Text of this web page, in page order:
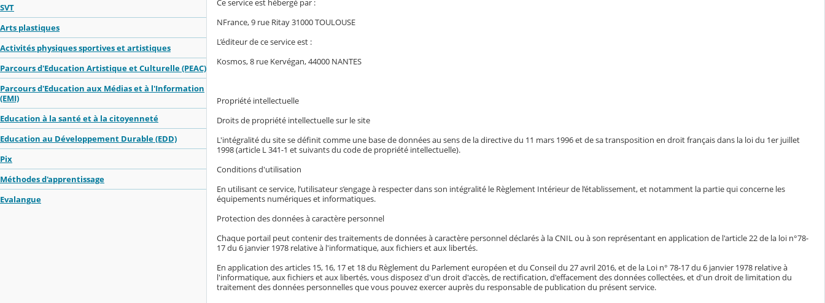
SVT
Arts plastiques
Activités physiques sportives et artistiques
Parcours d'Education Artistique et Culturelle (PEAC)
Parcours d'Education aux Médias et à l'Information
(EMI)
Education à la santé et à la citoyenneté
Education au Développement Durable (EDD)
Pix
Méthodes d'apprentissage
Evalangue
Ce service est hébergé par :
NFrance, 9 rue Ritay 31000 TOULOUSE
L’éditeur de ce service est :
Kosmos, 8 rue Kervégan, 44000 NANTES
Propriété intellectuelle
Droits de propriété intellectuelle sur le site
L'intégralité du site se définit comme une base de données au sens de la directive du 11 mars 1996 et de sa transposition en droit français dans la loi du 1er juillet
1998 (article L 341-1 et suivants du code de propriété intellectuelle).
Conditions d'utilisation
En utilisant ce service, l’utilisateur s’engage à respecter dans son intégralité le Règlement Intérieur de l’établissement, et notamment la partie qui concerne les
équipements numériques et informatiques.
Protection des données à caractère personnel
Chaque portail peut contenir des traitements de données à caractère personnel déclarés à la CNIL ou à son représentant en application de l'article 22 de la loi n°78-
17 du 6 janvier 1978 relative à l'informatique, aux fichiers et aux libertés.
En application des articles 15, 16, 17 et 18 du Règlement du Parlement européen et du Conseil du 27 avril 2016, et de la Loi n° 78-17 du 6 janvier 1978 relative à
l'informatique, aux fichiers et aux libertés, vous disposez d'un droit d'accès, de rectification, d'effacement des données collectées, et d'un droit de limitation du
traitement des données personnelles que vous pouvez exercer auprès du responsable de publication du présent service.